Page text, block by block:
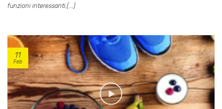
funzioni interessanti,(...)
11
Feb